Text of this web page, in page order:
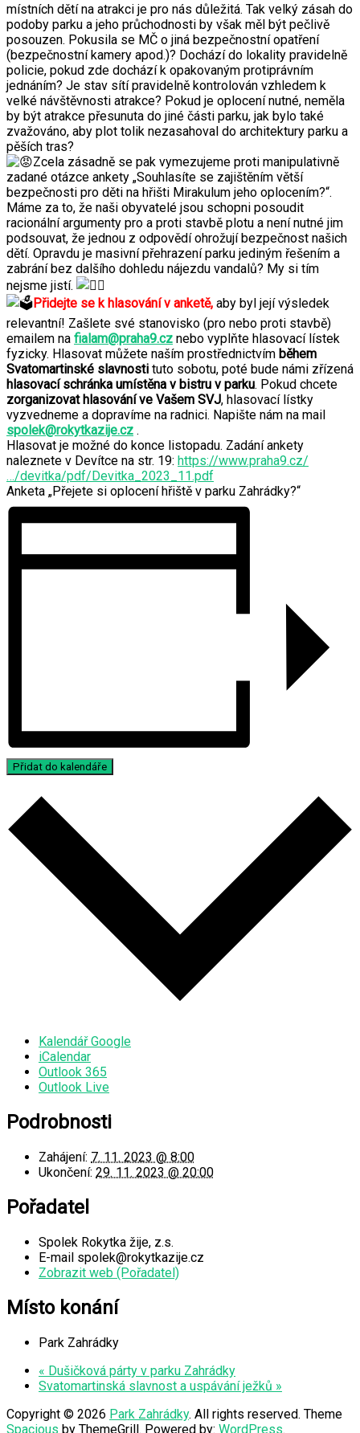
místních dětí na atrakci je pro nás důležitá. Tak velký zásah do
podoby parku a jeho průchodnosti by však měl být pečlivě
posouzen. Pokusila se MČ o jiná bezpečnostní opatření
(bezpečnostní kamery apod.)? Dochází do lokality pravidelně
policie, pokud zde dochází k opakovaným protiprávním
jednáním? Je stav sítí pravidelně kontrolován vzhledem k
velké návštěvnosti atrakce? Pokud je oplocení nutné, neměla
by být atrakce přesunuta do jiné části parku, jak bylo také
zvažováno, aby plot tolik nezasahoval do architektury parku a
pěších tras?
Zcela zásadně se pak vymezujeme proti manipulativně
zadané otázce ankety „Souhlasíte se zajištěním větší
bezpečnosti pro děti na hřišti Mirakulum jeho oplocením?“.
Máme za to, že naši obyvatelé jsou schopni posoudit
racionální argumenty pro a proti stavbě plotu a není nutné jim
podsouvat, že jednou z odpovědí ohrožují bezpečnost našich
dětí. Opravdu je masivní přehrazení parku jediným řešením a
zabrání bez dalšího dohledu nájezdu vandalů? My si tím
nejsme jistí.
Přidejte se k hlasování v anketě, aby byl její výsledek
relevantní! Zašlete své stanovisko (pro nebo proti stavbě)
emailem na fialam@praha9.cz nebo vyplňte hlasovací lístek
fyzicky. Hlasovat můžete naším prostřednictvím během
Svatomartinské slavnosti tuto sobotu, poté bude námi zřízená
hlasovací schránka umístěna v bistru v parku. Pokud chcete
zorganizovat hlasování ve Vašem SVJ, hlasovací lístky
vyzvedneme a dopravíme na radnici. Napište nám na mail
spolek@rokytkazije.cz .
Hlasovat je možné do konce listopadu. Zadání ankety
naleznete v Devítce na str. 19: https://www.praha9.cz/
…/devitka/pdf/Devitka_2023_11.pdf
Anketa „Přejete si oplocení hřiště v parku Zahrádky?“
Přidat do kalendáře
Kalendář Google
iCalendar
Outlook 365
Outlook Live
Podrobnosti
Zahájení: 7. 11. 2023 @ 8:00
Ukončení: 29. 11. 2023 @ 20:00
Pořadatel
Spolek Rokytka žije, z.s.
E-mail spolek@rokytkazije.cz
Zobrazit web (Pořadatel)
Místo konání
Park Zahrádky
« Dušičková párty v parku Zahrádky
Svatomartinská slavnost a uspávání ježků »
Copyright © 2026 Park Zahrádky. All rights reserved. Theme
Spacious by ThemeGrill. Powered by: WordPress.